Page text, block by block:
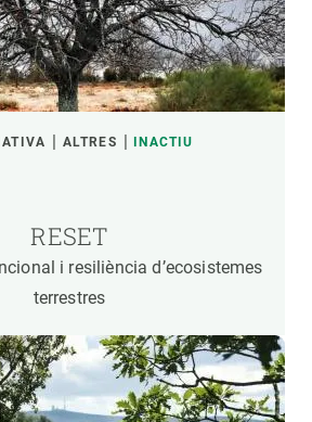
ALTRES INACTIU
RESET
i resiliència d’ecosistemes
terrestres